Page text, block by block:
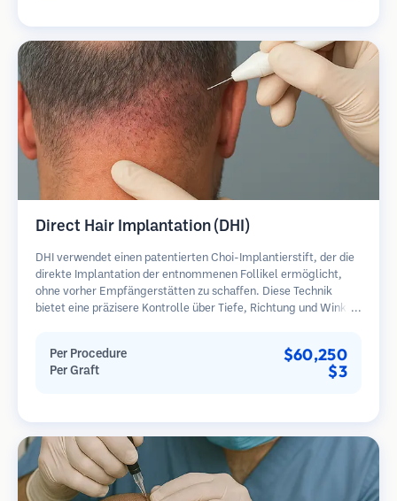
Direct Hair Implantation (DHI)
DHI verwendet einen patentierten Choi-Implantierstift, der die
direkte Implantation der entnommenen Follikel ermöglicht,
ohne vorher Empfängerstätten zu schaffen. Diese Technik
bietet eine präzisere Kontrolle über Tiefe, Richtung und Winkel
Per Procedure $60,250
Per Graft $3